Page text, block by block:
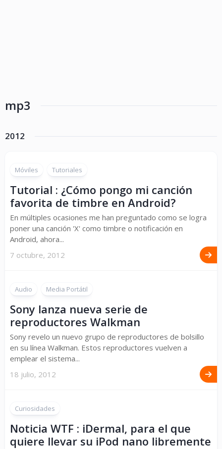
mp3
2012
Móviles Tutoriales
Tutorial : ¿Cómo pongo mi canción
favorita de timbre en Android?
En múltiples ocasiones me han preguntado como se logra
poner una canción 'X' como timbre o notificación en
Android, ahora...
7 octubre, 2012
Audio Media Portátil
Sony lanza nueva serie de
reproductores Walkman
Sony revelo un nuevo grupo de reproductores de bolsillo
en su línea Walkman. Estos reproductores vuelven a
emplear el sistema...
18 julio, 2012
Curiosidades
Noticia WTF : iDermal, para el que
quiere llevar su iPod nano libremente